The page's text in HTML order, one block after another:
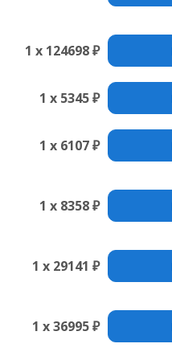
1 x 124698 ₽
1 x 5345 ₽
1 x 6107 ₽
1 x 8358 ₽
1 x 29141 ₽
1 x 36995 ₽